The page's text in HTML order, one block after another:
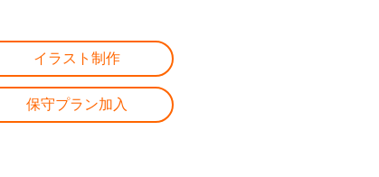
イラスト制作
保守プラン加入